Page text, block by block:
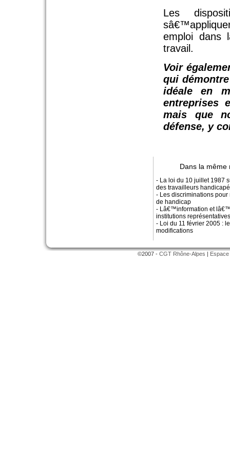
Les
emploi dans
travail.
Voir
qui
idéale en
entreprises
mais que
défense, y
Dans la même
- La loi du 10 juillet 1987
des travailleurs
- Les discriminations
de handicap
- Lâ€™information et
institutions
- Loi du 11 février 2005 :
modifications
©2007 - CGT Rhône-Alpes |